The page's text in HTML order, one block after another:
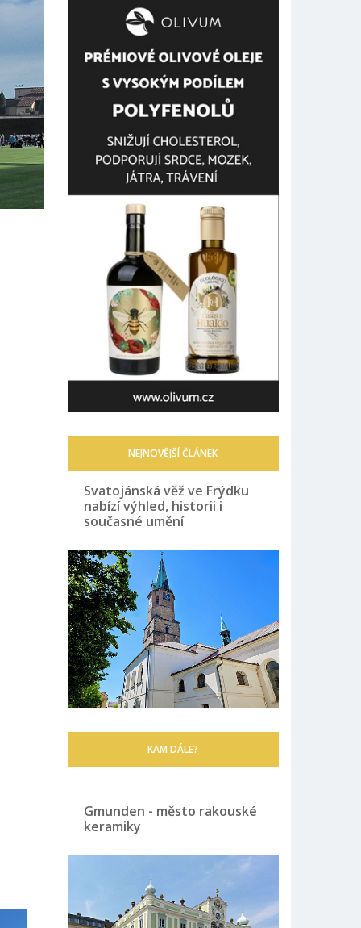
NEJNOVĚJŠÍ ČLÁNEK
Svatojánská věž ve Frýdku
nabízí výhled, historii i
současné umění
KAM DÁLE?
Gmunden - město rakouské
keramiky